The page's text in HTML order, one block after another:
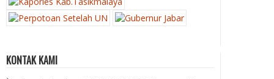
KONTAK KAMI